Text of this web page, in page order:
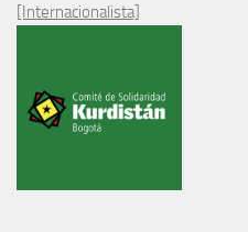
[Internacionalista]